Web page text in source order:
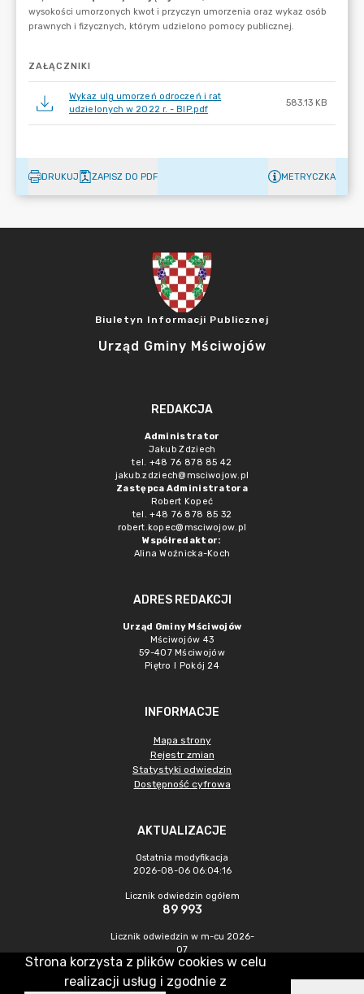
ZAŁĄCZNIKI
Wykaz ulg umorzeń odroczeń i rat
udzielonych w 2022 r. - BIP.pdf
583.13 KB
DRUKUJ ZAPISZ DO PDF METRYCZKA
Biuletyn Informacji Publicznej
Urząd Gminy Mściwojów
REDAKCJA
Administrator
Jakub Zdziech
tel. +48 76 878 85 42
jakub.zdziech@msciwojow.pl
Zastępca Administratora
Robert Kopeć
tel. +48 76 878 85 32
robert.kopec@msciwojow.pl
Współredaktor:
Alina Woźnicka-Koch
ADRES REDAKCJI
Urząd Gminy Mściwojów
Mściwojów 43
59-407 Mściwojów
Piętro I Pokój 24
INFORMACJE
Mapa strony
Rejestr zmian
Statystyki odwiedzin
Dostępność cyfrowa
AKTUALIZACJE
Ostatnia modyfikacja
2026-08-06 06:04:16
Licznik odwiedzin ogółem
89 993
Licznik odwiedzin w m-cu 2026-
07
472
Strona korzysta z plików cookies w celu
realizacji usług i zgodnie z